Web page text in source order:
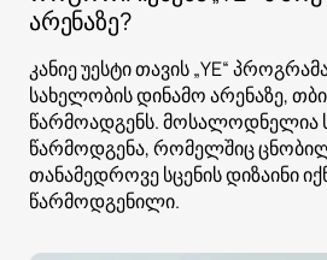
არენაზე?
კანიე უესტი თავის „YE“
სახელობის დინამო არენაზე,
წარმოადგენს. მოსალოდნელია
წარმოდგენა, რომელშიც
თანამედროვე სცენის დიზაინი
წარმოდგენილი.